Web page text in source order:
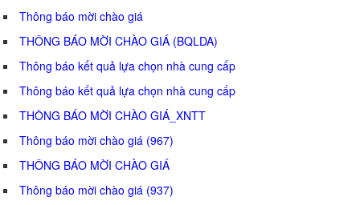
Thông báo mời chào giá
THÔNG BÁO MỜI CHÀO GIÁ (BQLDA)
Thông báo kết quả lựa chọn nhà cung cấp
Thông báo kết quả lựa chọn nhà cung cấp
THÔNG BÁO MỜI CHÀO GIÁ_XNTT
Thông báo mời chào giá (967)
THÔNG BÁO MỜI CHÀO GIÁ
Thông báo mời chào giá (937)